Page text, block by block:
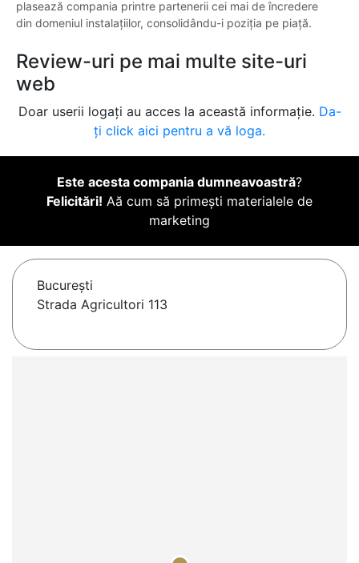
plasează compania printre partenerii cei mai de încredere
din domeniul instalațiilor, consolidându-i poziția pe piață.
Review-uri pe mai multe site-uri
web
Doar userii logați au acces la această informație. Da-
ți click aici pentru a vă loga.
Este acesta compania dumneavoastră?
Felicitări! Aă cum să primești materialele de
marketing
Bucureşti
Strada Agricultori 113